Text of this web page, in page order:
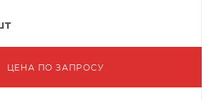
ЦЕНА ПО ЗАПРОСУ